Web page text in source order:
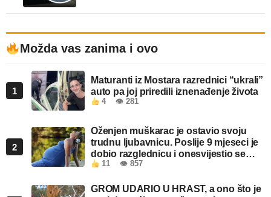
Možda vas zanima i ovo
1
Maturanti iz Mostara razrednici “ukrali”
auto pa joj priredili iznenađenje života
4 👁 281
2
Oženjen muškarac je ostavio svoju
trudnu ljubavnicu. Poslije 9 mjeseci je
dobio razglednicu i onesvijestio se
kada je pročitao šta piše!
11 👁 857
GROM UDARIO U HRAST, a ono što je